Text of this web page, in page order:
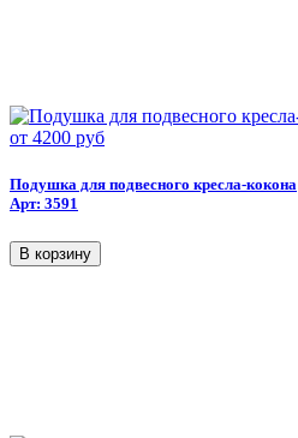
от 4200 руб
Подушка для подвесного кресла-кокона
Арт: 3591